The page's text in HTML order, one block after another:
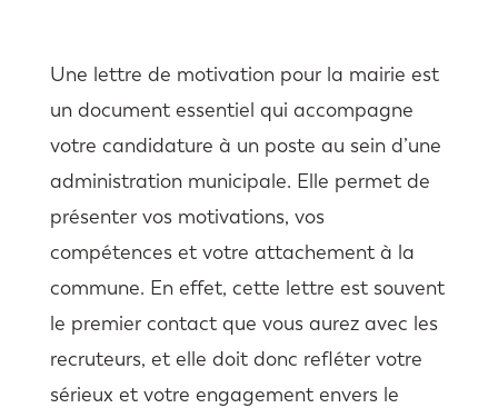
Une lettre de motivation pour la mairie est
un document essentiel qui accompagne
votre candidature à un poste au sein d’une
administration municipale. Elle permet de
présenter vos motivations, vos
compétences et votre attachement à la
commune. En effet, cette lettre est souvent
le premier contact que vous aurez avec les
recruteurs, et elle doit donc refléter votre
sérieux et votre engagement envers le